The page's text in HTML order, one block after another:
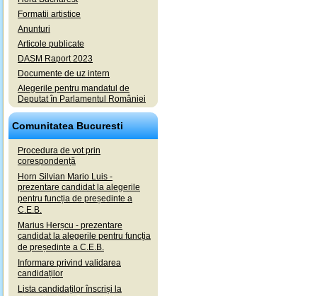
Formatii artistice
Anunturi
Articole publicate
DASM Raport 2023
Documente de uz intern
Alegerile pentru mandatul de
Deputat în Parlamentul României
Comunitatea Bucuresti
Procedura de vot prin
corespondență
Horn Silvian Mario Luis -
prezentare candidat la alegerile
pentru funcția de președinte a
C.E.B.
Marius Herșcu - prezentare
candidat la alegerile pentru funcția
de președinte a C.E.B.
Informare privind validarea
candidaților
Lista candidaților înscriși la